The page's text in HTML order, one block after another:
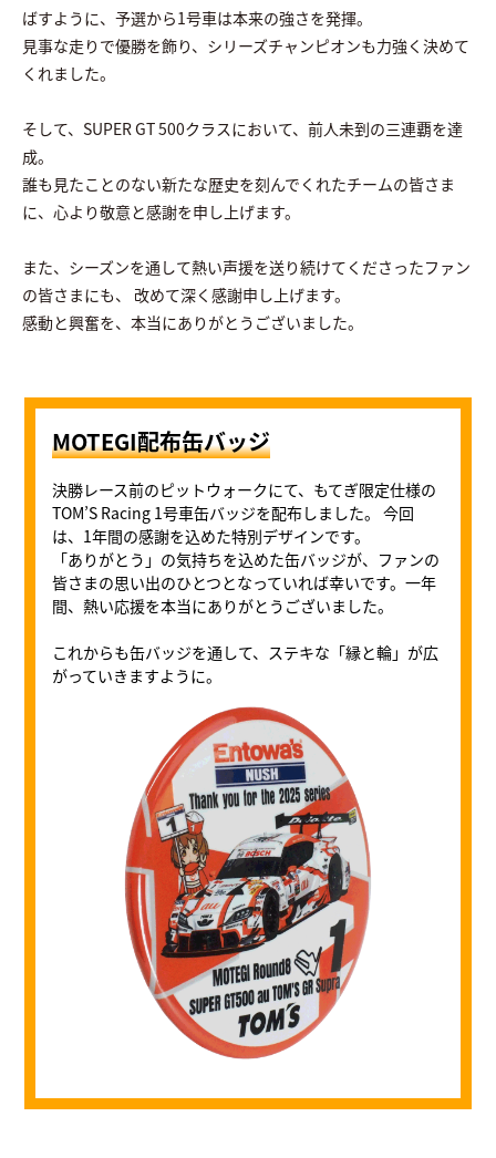
ばすように、予選から1号車は本来の強さを発揮。
見事な走りで優勝を飾り、シリーズチャンピオンも力強く決めて
くれました。
そして、SUPER GT 500クラスにおいて、前人未到の三連覇を達
成。
誰も見たことのない新たな歴史を刻んでくれたチームの皆さま
に、心より敬意と感謝を申し上げます。
また、シーズンを通して熱い声援を送り続けてくださったファン
の皆さまにも、
改めて深く感謝申し上げます。
感動と興奮を、本当にありがとうございました。
MOTEGI配布缶バッジ
決勝レース前のピットウォークにて、もてぎ限定仕様の
TOM’S Racing 1号車缶バッジを配布しました。 今回
は、1年間の感謝を込めた特別デザインです。
「ありがとう」の気持ちを込めた缶バッジが、ファンの
皆さまの思い出のひとつとなっていれば幸いです。一年
間、熱い応援を本当にありがとうございました。
これからも缶バッジを通して、ステキな「縁と輪」が広
がっていきますように。